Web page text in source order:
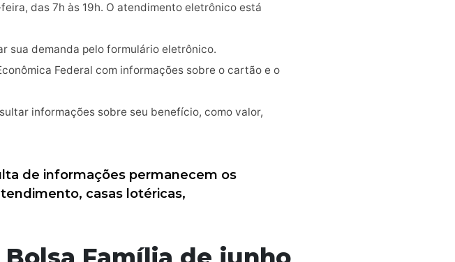
das 7h às 19h. O atendimento eletrônico está
sua demanda pelo formulário eletrônico.
Federal com informações sobre o cartão e o
informações sobre seu benefício, como valor,
de informações permanecem os
casas lotéricas,